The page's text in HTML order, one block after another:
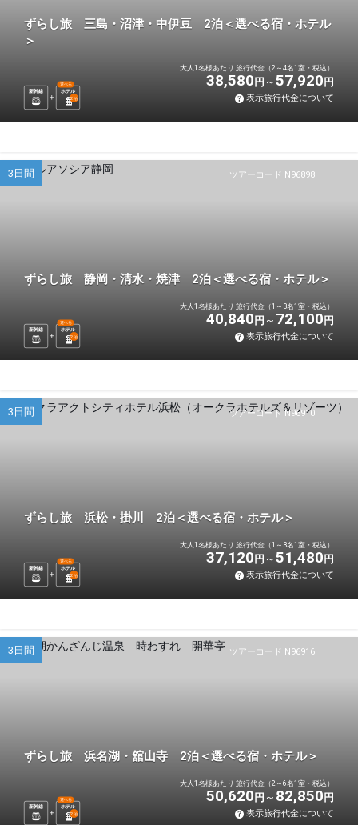
ずらし旅 三島・沼津・中伊豆 2泊＜選べる宿・ホテル
＞
新幹線 ホテル
選べる
2泊
大人1名様あたり 旅行代金（2～4名1室・税込）
38,580 円 57,920 円
表示旅行代金について
ツアーコード N96898
3日間
ずらし旅 静岡・清水・焼津 2泊＜選べる宿・ホテル＞
新幹線 ホテル
選べる
2泊
大人1名様あたり 旅行代金（1～3名1室・税込）
40,840 円 72,100 円
表示旅行代金について
ツアーコード N96910
3日間
ずらし旅 浜松・掛川 2泊＜選べる宿・ホテル＞
新幹線 ホテル
選べる
2泊
大人1名様あたり 旅行代金（1～3名1室・税込）
37,120 円 51,480 円
表示旅行代金について
ツアーコード N96916
3日間
ずらし旅 浜名湖・舘山寺 2泊＜選べる宿・ホテル＞
新幹線 ホテル
選べる
2泊
大人1名様あたり 旅行代金（2～6名1室・税込）
50,620 円 82,850 円
表示旅行代金について